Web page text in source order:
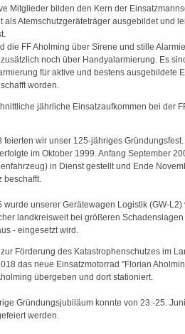
Mitglieder bilden den Kern der
als Atemschutzgeräteträger ausgebildet und
die FF Aholming über Sirene und stille
noch über Handyalarmierung. Es
für aktive und bestens ausgebildete
worden.
jährliche Einsatzaufkommen bei der
feierten wir unser 125-jähriges
im Oktober 1999. Anfang September
in Dienst gestellt und Ende
beschafft.
wurde unserer Gerätewagen Logistik (GW-
landkreisweit bei größeren
- eingesetzt wird.
Förderung des Katastrophenschutzes im
das neue Einsatzmotorrad "Florian
übergeben und dort stationiert.
Gründungsjubiläum konnte von 23.-25.
werden.